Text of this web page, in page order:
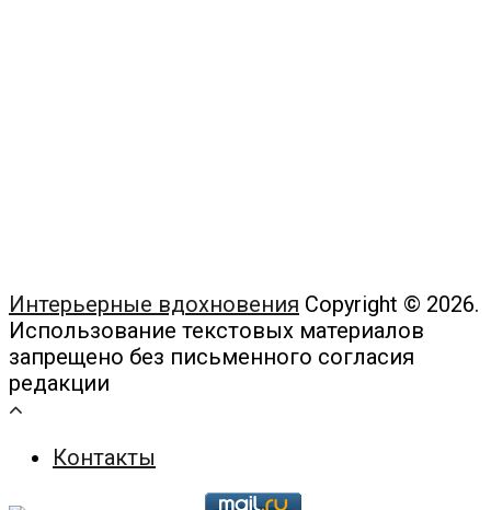
Интерьерные вдохновения Copyright © 2026.
Использование текстовых материалов
запрещено без письменного согласия
редакции
Контакты